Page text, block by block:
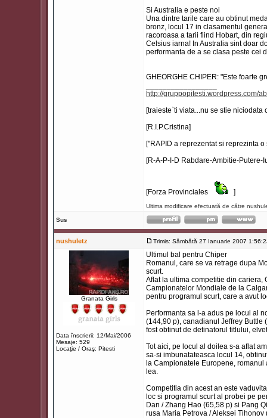
Si Australia e peste noi
Una dintre tarile care au obtinut
bronz, locul 17 in clasamentul
racoroasa a tarii fiind Hobart, din
Celsius iarna! In Australia sint doar
performanta de a se clasa peste cei
GHEORGHE CHIPER: "Este foarte
http://gruppopitesti.wordpress.com/
[traieste`ti viata...nu se stie niciodata
[R.I.P.Cristina]
["RAPID a reprezentat si reprezinta
[R-A-P-I-D Rabdare-Ambitie-Putere-
[Forza Provinciales ]
Ultima modificare efectuată de către
Sus
nushuletz Trimis: Sâmbătă 27 Ianuarie 2007
Granata Girls
Data înscrierii: 12/Mai/2006
Mesaje: 529
Locaţie / Oraş: Pitesti
Ultimul bal pentru Chiper
Romanul, care se va retrage dupa
scurt.
Aflat la ultima competitie din cariera,
Campionatelor Mondiale de la
pentru programul scurt, care a avut
Performanta sa l-a adus pe locul al
(144,90 p), canadianul Jeffrey Buttle
fost obtinut de detinatorul titlului,
Tot aici, pe locul al doilea s-a aflat
sa-si imbunatateasca locul 14,
la Campionatele Europene,
lea.
Competitia din acest an este
loc si programul scurt al probei pe
Dan / Zhang Hao (65,58 p) si Pang
rusa Maria Petrova / Aleksei Tihonov